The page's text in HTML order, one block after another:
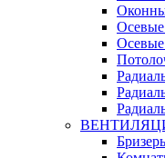
Осевые